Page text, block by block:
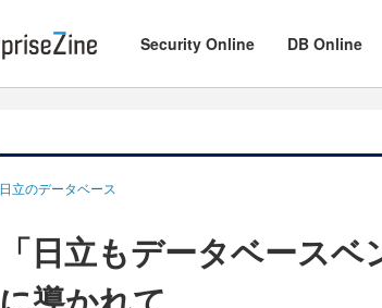
Security Online DB Online
日立のデータベース
「日立もデータベース